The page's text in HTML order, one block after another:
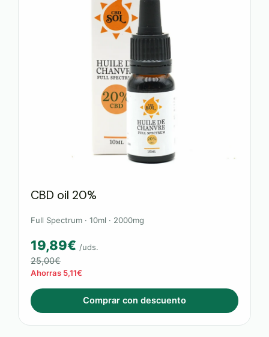
CBD oil 20%
Full Spectrum · 10ml · 2000mg
19,89€ /uds.
25,00€
Ahorras 5,11€
Comprar con descuento